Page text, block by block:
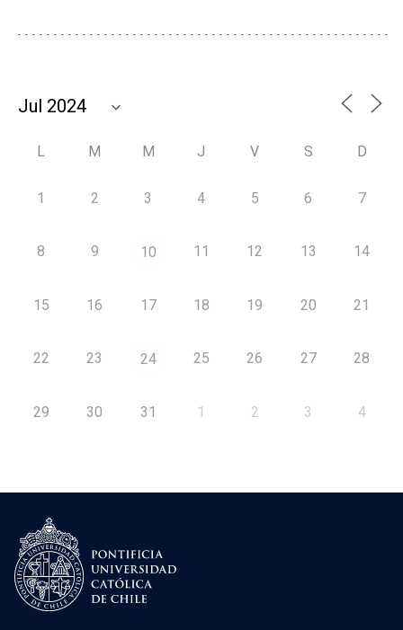
L M M J V S D
1 2 3 4 5 6 7
8 9 10 11 12 13 14
15 16 17 18 19 20 21
22 23 24 25 26 27 28
29 30 31 1 2 3 4